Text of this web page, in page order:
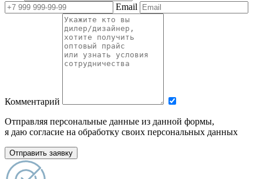
Email
Комментарий
Отправляя персональные данные из данной формы,
я даю согласие на обработку своих персональных данных
Отправить заявку